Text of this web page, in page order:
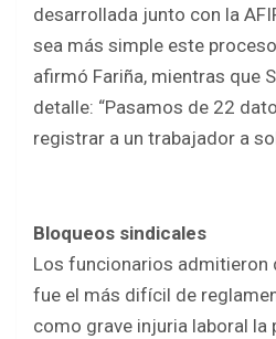
desarrollada junto con la
sea más simple este
afirmó Fariña, mientras que
detalle: “Pasamos de 22
registrar a un trabajador a
Bloqueos sindicales
Los funcionarios admitieron
fue el más difícil de
como grave injuria laboral la